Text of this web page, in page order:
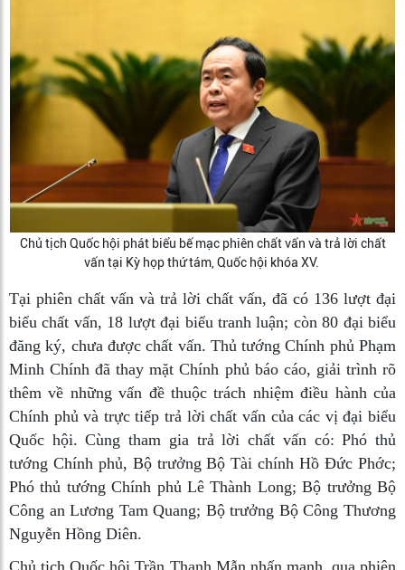
Chủ tịch Quốc hội phát biểu bế mạc phiên chất vấn và trả lời chất
vấn tại Kỳ họp thứ tám, Quốc hội khóa XV.
Tại phiên chất vấn và trả lời chất vấn, đã có 136 lượt đại
biểu chất vấn, 18 lượt đại biểu tranh luận; còn 80 đại biểu
đăng ký, chưa được chất vấn. Thủ tướng Chính phủ Phạm
Minh Chính đã thay mặt Chính phủ báo cáo, giải trình rõ
thêm về những vấn đề thuộc trách nhiệm điều hành của
Chính phủ và trực tiếp trả lời chất vấn của các vị đại biểu
Quốc hội. Cùng tham gia trả lời chất vấn có: Phó thủ
tướng Chính phủ, Bộ trưởng Bộ Tài chính Hồ Đức Phớc;
Phó thủ tướng Chính phủ Lê Thành Long; Bộ trưởng Bộ
Công an Lương Tam Quang; Bộ trưởng Bộ Công Thương
Nguyễn Hồng Diên.
Chủ tịch Quốc hội Trần Thanh Mẫn nhấn mạnh, qua phiên